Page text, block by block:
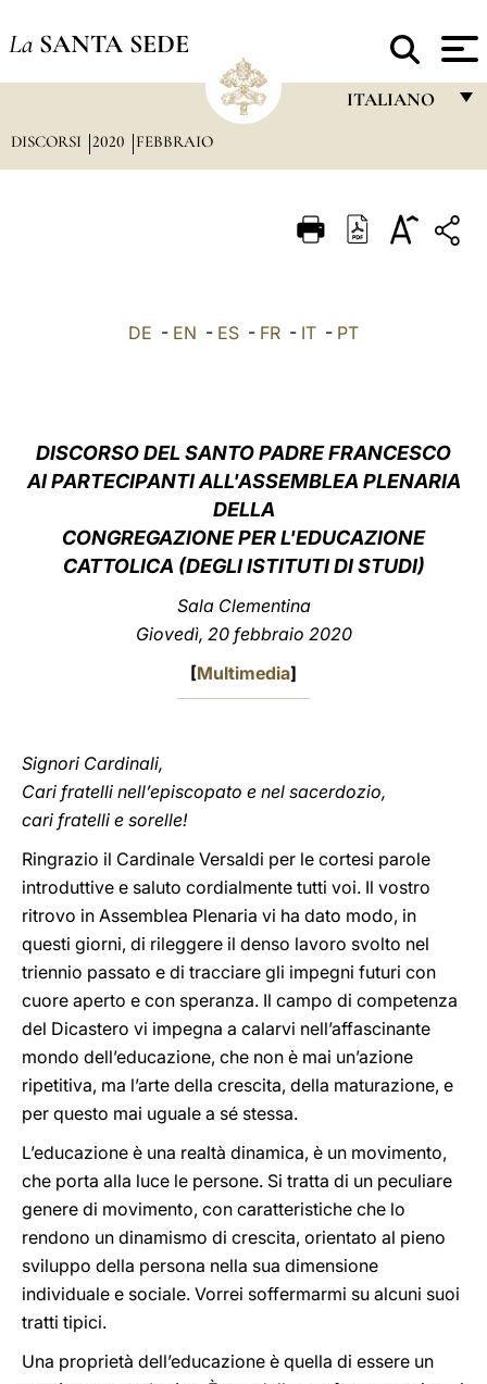
La SANTA SEDE
ITALIANO
ITALIANO
中文
DISCORSI 2020 FEBBRAIO
DE - EN - ES - FR - IT - PT
DISCORSO DEL SANTO PADRE FRANCESCO
AI PARTECIPANTI ALL'ASSEMBLEA PLENARIA
DELLA
CONGREGAZIONE PER L'EDUCAZIONE
CATTOLICA (DEGLI ISTITUTI DI STUDI)
Sala Clementina
Giovedì, 20 febbraio 2020
[Multimedia]
Signori Cardinali,
Cari fratelli nell’episcopato e nel sacerdozio,
cari fratelli e sorelle!
Ringrazio il Cardinale Versaldi per le cortesi parole
introduttive e saluto cordialmente tutti voi. Il vostro
ritrovo in Assemblea Plenaria vi ha dato modo, in
questi giorni, di rileggere il denso lavoro svolto nel
triennio passato e di tracciare gli impegni futuri con
cuore aperto e con speranza. Il campo di competenza
del Dicastero vi impegna a calarvi nell’affascinante
mondo dell’educazione, che non è mai un’azione
ripetitiva, ma l’arte della crescita, della maturazione, e
per questo mai uguale a sé stessa.
L’educazione è una realtà dinamica, è un movimento,
che porta alla luce le persone. Si tratta di un peculiare
genere di movimento, con caratteristiche che lo
rendono un dinamismo di crescita, orientato al pieno
sviluppo della persona nella sua dimensione
individuale e sociale. Vorrei soffermarmi su alcuni suoi
tratti tipici.
Una proprietà dell’educazione è quella di essere un